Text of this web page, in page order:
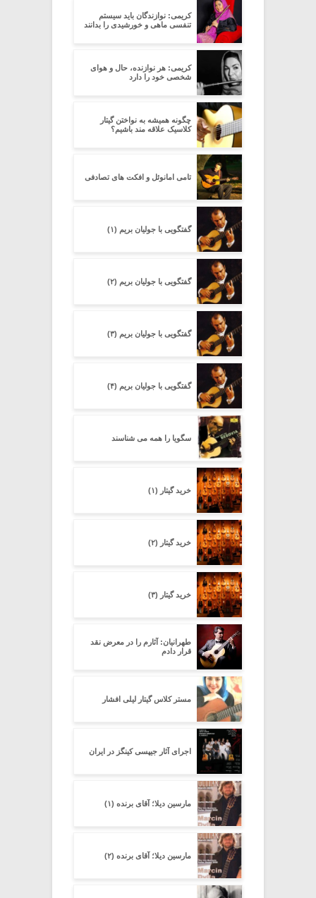
کریمی: نوازندگان باید سیستم
تنفسی ماهی و خورشیدی را بدانند
کریمی: هر نوازنده، حال و هوای
شخصی خود را دارد
چگونه همیشه به نواختن گیتار
کلاسیک علاقه مند باشیم؟
تامی امانوئل و افکت های تصادفی
گفتگویی با جولیان بریم (۱)
گفتگویی با جولیان بریم (۲)
گفتگویی با جولیان بریم (۳)
گفتگویی با جولیان بریم (۴)
سگویا را همه می شناسند
خرید گیتار (۱)
خرید گیتار (۲)
خرید گیتار (۳)
طهرانیان: آثارم را در معرض نقد
قرار دادم
مستر کلاس گیتار لیلی افشار
اجرای آثار جیپسی کینگز در ایران
مارسین دیلا؛ آقای برنده (۱)
مارسین دیلا؛ آقای برنده (۲)